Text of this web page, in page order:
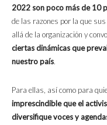
2022 son poco más de 10
de las razones por la que
allá de la organización y
ciertas dinámicas que
nuestro país.
Para ellas, así como para
imprescindible que el
diversifique voces y